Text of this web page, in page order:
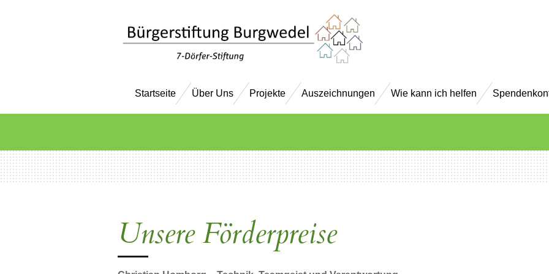
Startseite Über Uns Projekte Auszeichnungen Wie kann ich helfen
Unsere Förderpreise